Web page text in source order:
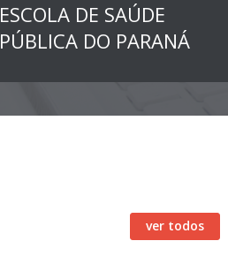
ESCOLA DE SAÚDE
PÚBLICA DO PARANÁ
ver todos